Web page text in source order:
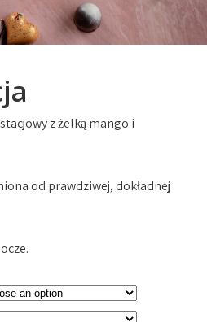
z żelką mango i
od prawdziwej, dokładnej